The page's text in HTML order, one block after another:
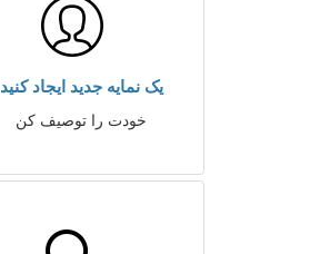
یک نمایه جدید ایجاد کنید
خودت را توصیف کن